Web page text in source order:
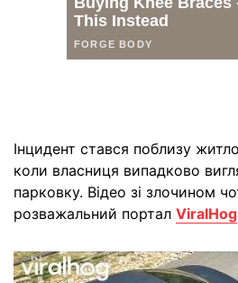
Інцидент стався поблизу
коли власниця випадково
парковку. Відео зі злочином
розважальний портал ViralHog